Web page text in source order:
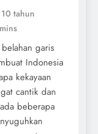
10 tahun
garis
Indonesia
kekayaan
cantik dan
beberapa